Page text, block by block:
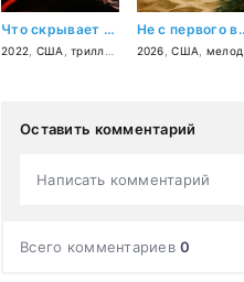
Что скрывает ложь
2022 США ,триллер драма
Не с
2026 ,США мелодрама
Оставить комментарий
Написать комментарий
Всего комментариев0